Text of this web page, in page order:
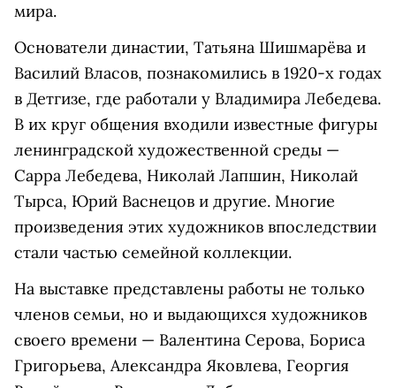
мира.
Основатели династии, Татьяна Шишмарёва и
Василий Власов, познакомились в 1920-х годах
в Детгизе, где работали у Владимира Лебедева.
В их круг общения входили известные фигуры
ленинградской художественной среды —
Сарра Лебедева, Николай Лапшин, Николай
Тырса, Юрий Васнецов и другие. Многие
произведения этих художников впоследствии
стали частью семейной коллекции.
На выставке представлены работы не только
членов семьи, но и выдающихся художников
своего времени — Валентина Серова, Бориса
Григорьева, Александра Яковлева, Георгия